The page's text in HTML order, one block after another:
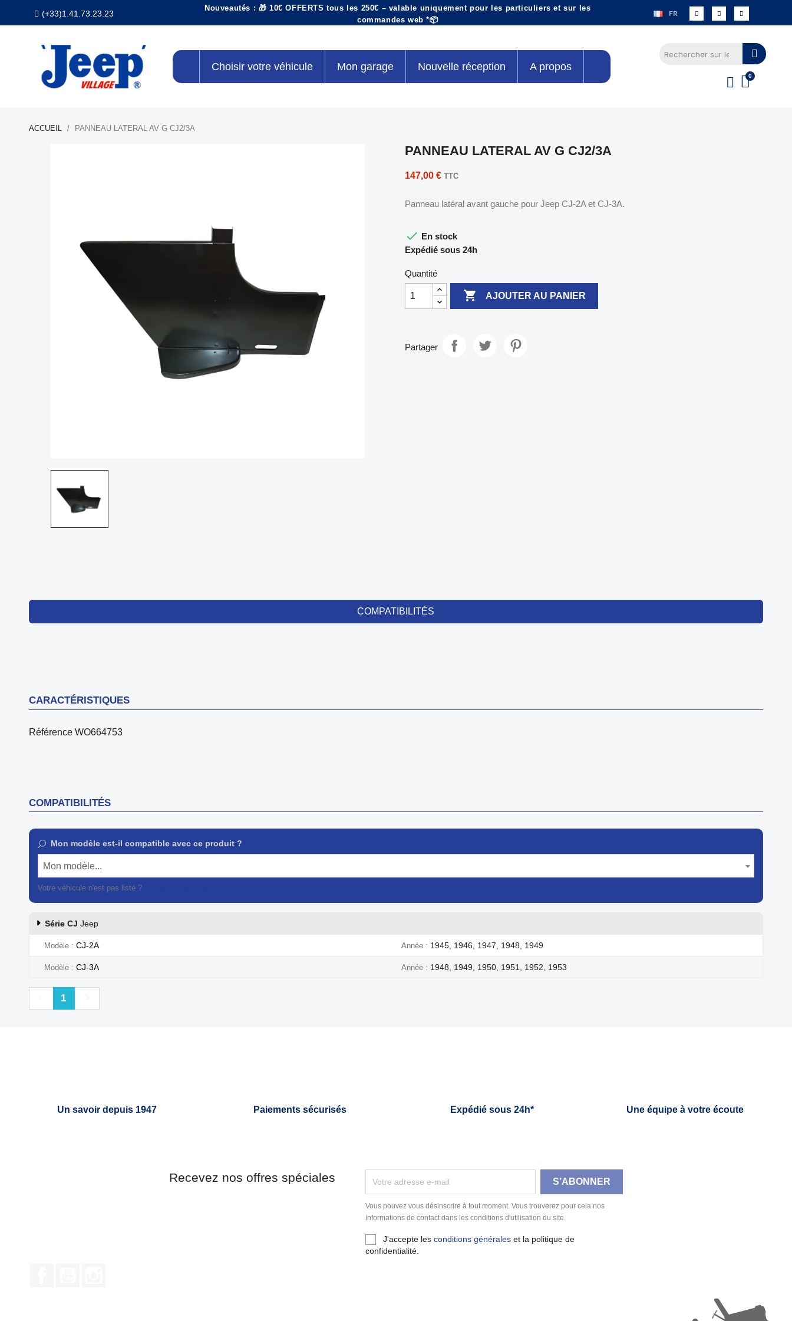
(+33)1.41.73.23.23
Nouveautés : 🎁 10€ OFFERTS tous les 250€ – valable uniquement pour les particuliers et sur les
commandes web *📦
FR
Choisir votre véhicule Mon garage Nouvelle réception A propos
ACCUEIL PANNEAU LATERAL AV G CJ2/3A
PANNEAU LATERAL AV G CJ2/3A
147,00 € TTC
Panneau latéral avant gauche pour Jeep CJ-2A et CJ-3A.
 En stock
Expédié sous 24h
Quantité
 AJOUTER AU PANIER
Partager
COMPATIBILITÉS
CARACTÉRISTIQUES
Référence WO664753
COMPATIBILITÉS
Mon modèle est-il compatible avec ce produit ?
Mon modèle...
Votre véhicule n'est pas listé ?
Série CJ Jeep
Modèle CJ-2A Année 1945, 1946, 1947, 1948, 1949
Modèle CJ-3A Année 1948, 1949, 1950, 1951, 1952, 1953
Précédent
1
Un savoir depuis 1947 Paiements sécurisés Expédié sous 24h* Une équipe à votre écoute
Recevez nos offres spéciales
Vous pouvez vous désinscrire à tout moment. Vous trouverez pour cela nos
informations de contact dans les conditions d'utilisation du site.
J'accepte lesconditions générales et la politique de
confidentialité.